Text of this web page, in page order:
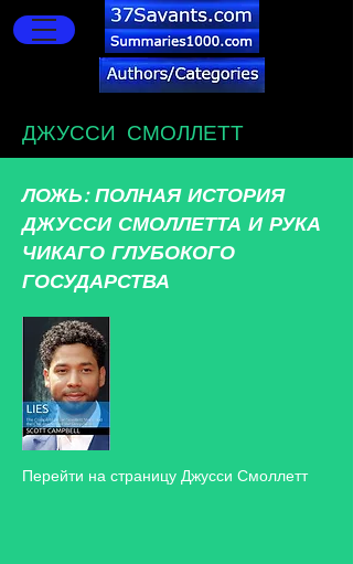
ДЖУССИ СМОЛЛЕТТ
ЛОЖЬ: ПОЛНАЯ ИСТОРИЯ
ДЖУССИ СМОЛЛЕТТА И РУКА
ЧИКАГО ГЛУБОКОГО
ГОСУДАРСТВА
Перейти на страницу Джусси Смоллетт